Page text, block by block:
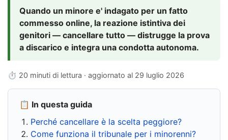
Quando un minore e' indagato per un fatto
commesso online, la reazione istintiva dei
genitori — cancellare tutto — distrugge la prova
a discarico e integra una condotta autonoma.
⏱ 20 minuti di lettura · aggiornato al 29 luglio 2026
📋 In questa guida
Perché cancellare è la scelta peggiore?
Come funziona il tribunale per i minorenni?